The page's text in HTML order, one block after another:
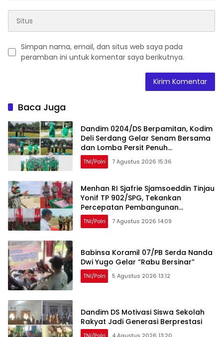
Simpan nama, email, dan situs web saya pada
peramban ini untuk komentar saya berikutnya.
Baca Juga
Dandim 0204/DS Berpamitan, Kodim
Deli Serdang Gelar Senam Bersama
dan Lomba Persit Penuh
Kebersamaan
TNI/Polri 7 Agustus 2026 15:36
Menhan RI Sjafrie Sjamsoeddin Tinjau
Yonif TP 902/SPG, Tekankan
Percepatan Pembangunan
Pangkalan dan Pengabdian Prajurit
kepada Rakyat
TNI/Polri 7 Agustus 2026 14:09
Babinsa Koramil 07/PB Serda Nanda
Dwi Yugo Gelar “Rabu Bersinar”
TNI/Polri 5 Agustus 2026 13:12
Dandim DS Motivasi Siswa Sekolah
Rakyat Jadi Generasi Berprestasi